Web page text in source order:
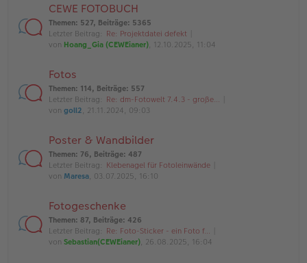
CEWE FOTOBUCH
Themen: 527, Beiträge: 5365
Letzter Beitrag: Re: Projektdatei defekt
von Hoang_Gia (CEWEianer), 12.10.2025, 11:04
Fotos
Themen: 114, Beiträge: 557
Letzter Beitrag: Re: dm-Fotowelt 7.4.3 - große…
von goll2, 21.11.2024, 09:03
Poster & Wandbilder
Themen: 76, Beiträge: 487
Letzter Beitrag: Klebenagel für Fotoleinwände
von Maresa, 03.07.2025, 16:10
Fotogeschenke
Themen: 87, Beiträge: 426
Letzter Beitrag: Re: Foto-Sticker - ein Foto f…
von Sebastian(CEWEianer), 26.08.2025, 16:04